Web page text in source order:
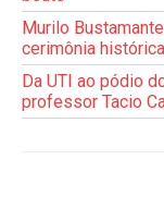
Murilo
cerimônia
Da UTI ao pódio
professor Tacio